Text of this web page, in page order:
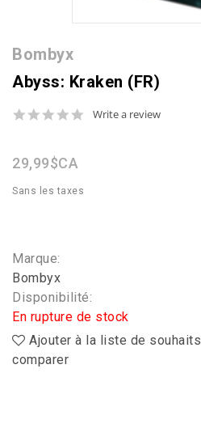
Bombyx
Abyss: Kraken (FR)
0.0
Write a review
29,99$CA
Sans les taxes
Marque:
Bombyx
Disponibilité:
En rupture de stock
Ajouter à la liste de souhaits
comparer